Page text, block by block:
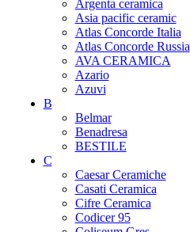
Argenta ceramica
Asia pacific ceramic
Atlas Concorde Italia
Atlas Concorde Russia
AVA CERAMICA
Azario
Azuvi
B
Belmar
Benadresa
BESTILE
C
Caesar Ceramiche
Casati Ceramica
Cifre Ceramica
Codicer 95